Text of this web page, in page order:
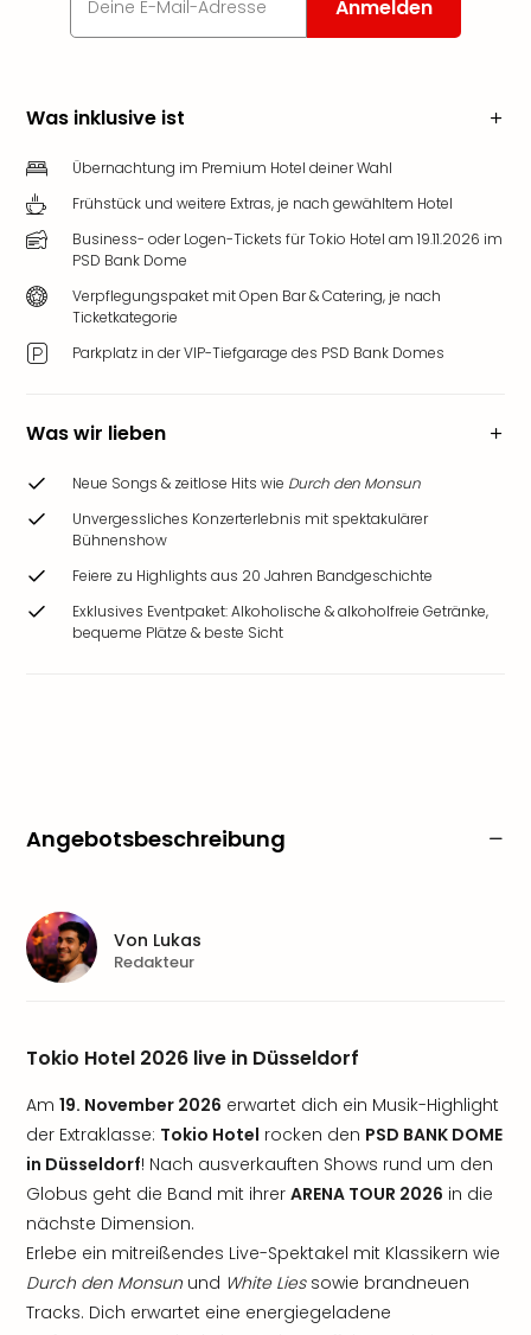
Anmelden
Was inklusive ist
Übernachtung im Premium Hotel deiner Wahl
Frühstück und weitere Extras, je nach gewähltem Hotel
Business- oder Logen-Tickets für Tokio Hotel am 19.11.2026 im
PSD Bank Dome
Verpflegungspaket mit Open Bar & Catering, je nach
Ticketkategorie
Parkplatz in der VIP-Tiefgarage des PSD Bank Domes
Was wir lieben
Neue Songs & zeitlose Hits wie Durch den Monsun
Unvergessliches Konzerterlebnis mit spektakulärer
Bühnenshow
Feiere zu Highlights aus 20 Jahren Bandgeschichte
Exklusives Eventpaket: Alkoholische & alkoholfreie Getränke,
bequeme Plätze & beste Sicht
Angebotsbeschreibung
Tokio Hotel 2026 live in Düsseldorf
Am 19. November 2026 erwartet dich ein Musik-Highlight
der Extraklasse: Tokio Hotel rocken den PSD BANK DOME
in Düsseldorf! Nach ausverkauften Shows rund um den
Globus geht die Band mit ihrer ARENA TOUR 2026 in die
nächste Dimension.
Erlebe ein mitreißendes Live-Spektakel mit Klassikern wie
Durch den Monsun und White Liessowie brandneuen
Tracks. Dich erwartet eine energiegeladene
Von Lukas
Redakteur